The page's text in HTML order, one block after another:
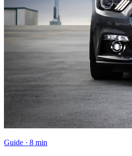
Guide · 8 min